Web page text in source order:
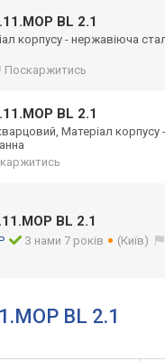
BL 2.1
корпусу - нержавіюча
Поскаржитись
BL 2.1
Матеріал
BL 2.1
З нами 7 років (Київ)
BL 2.1